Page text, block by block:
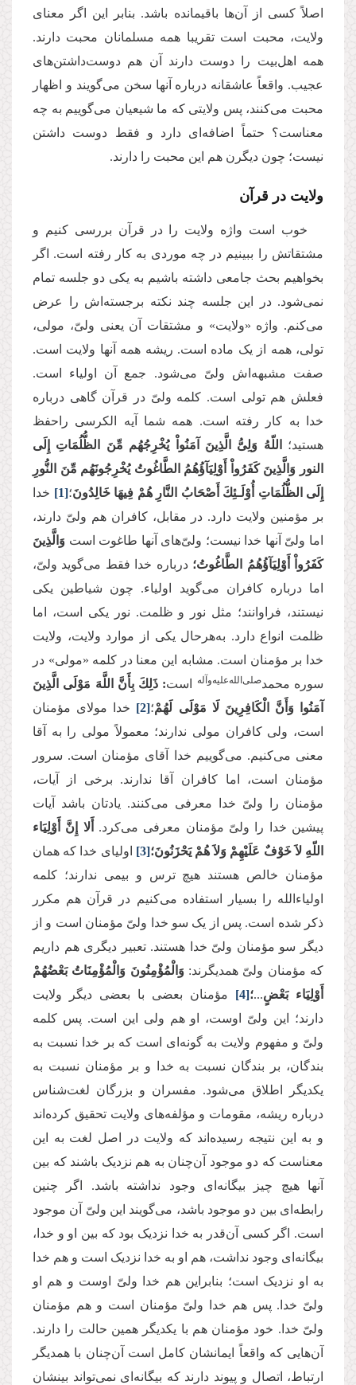
اصلاً کسی از آن‌ها باقیمانده باشد. بنابر این اگر معنای
ولایت، محبت است تقریبا همه‌‌ مسلمانان محبت دارند.
همه اهل‌بیت را دوست دارند آن هم دوست‌داشتن‌‌های
عجیب. واقعاً عاشقانه درباره‌‌ آنها سخن می‌‌گویند و اظهار
محبت می‌کنند، پس ولایتی که ما شیعیان می‌‌گوییم به چه
معناست؟ حتماً اضافه‌‌ای دارد و فقط دوست داشتن
نیست؛ چون دیگرن هم این محبت را دارند.
ولایت در قرآن
خوب است واژه ولایت را در قرآن بررسی کنیم و
مشتقاتش را ببینیم در چه موردی به کار رفته است. اگر
بخواهیم بحث جامعی داشته باشیم به یکی دو جلسه تمام
نمی‌‌شود. در این جلسه چند نکته‌‌ برجسته‌‌اش را عرض
می‌‌کنم. واژه‌‌ «ولایت» و مشتقات آن یعنی ولیّ، مولی،
تولی، همه از یک ماده است. ریشه همه‌‌ آنها ولایت است.
صفت مشبهه‌اش ولیّ می‌‌شود. جمع آن اولیاء است.
فعلش هم تولی است. کلمه ولیّ در قرآن گاهی درباره
خدا به کار رفته است. همه شما آیه الکرسی راحفظ
هستید؛
اللّهُ وَلِیُّ الَّذِینَ آمَنُواْ یُخْرِجُهُم مِّنَ الظُّلُمَاتِ إِلَى
النور وَالَّذِینَ كَفَرُواْ أَوْلِیَآؤُهُمُ الطَّاغُوتُ یُخْرِجُونَهُم مِّنَ النُّورِ
إِلَى الظُّلُمَاتِ أُوْلَـئِكَ أَصْحَابُ النَّارِ هُمْ فِیهَا خَالِدُونَ؛[1] خدا
بر مؤمنین ولایت دارد. در مقابل، کافران هم ولیّ دارند،
اما ولیّ آنها خدا نیست؛ ولیّ‌های آنها طاغوت است وَالَّذِینَ
كَفَرُواْ أَوْلِیَآؤُهُمُ الطَّاغُوتُ؛درباره خدا فقط می‌‌گوید ولیّ،
اما درباره کافران می‌‌گوید اولیاء. چون شیاطین یکی
نیستند، فراوانند؛ مثل نور و ظلمت. نور یکی است، اما
ظلمت انواع دارد. به‌هرحال یکی از موارد ولایت،‌ ولایت
خدا بر مؤمنان است. مشابه این معنا در کلمه‌‌ «مولی» در
سوره محمد‌صلی‌الله‌علیه‌و‌آله است: ذَلِكَ بِأَنَّ اللَّهَ مَوْلَى الَّذِینَ
آمَنُوا وَأَنَّ الْكَافِرِینَ لَا مَوْلَى لَهُمْ؛[2] خدا مولای مؤمنان
است، ولی کافران مولی ندارند؛ معمولاً مولی را به آقا
معنی می‌‌کنیم. می‌گوییم خدا آقای مؤمنان است. سرور
مؤمنان است، اما کافران آقا ندارند. برخی از آیات،
مؤمنان را ولیّ خدا معرفی می‌کنند. یادتان باشد آیات
پیشین خدا را ولیّ مؤمنان معرفی می‌کرد. أَلا إِنَّ أَوْلِیَاء
اللّهِ لاَ خَوْفٌ عَلَیْهِمْ وَلاَ هُمْ یَحْزَنُونَ؛[3] اولیای خدا که همان
مؤمنان خالص هستند هیچ ترس و بیمی ندارند؛ کلمه‌‌
اولیاء‌الله را بسیار استفاده می‌کنیم در قرآن هم مکرر
ذکر شده است. پس از یک سو خدا ولیّ مؤمنان است و از
دیگر سو مؤمنان ولیّ خدا هستند. تعبیر دیگری هم داریم
که مؤمنان ولیّ همدیگرند:وَالْمُؤْمِنُونَ وَالْمُؤْمِنَاتُ بَعْضُهُمْ
أَوْلِیَاء بَعْضٍ...؛[4] مؤمنان بعضی با بعضی دیگر ولایت
دارند؛ این ولیّ اوست، او هم ولی این است. پس کلمه‌‌
ولیّ و مفهوم ولایت به گونه‌ای است که بر خدا نسبت به
بندگان، بر بندگان نسبت به خدا و بر مؤمنان نسبت به
یکدیگر اطلاق می‌شود. مفسران و بزرگان لغت‌شناس
درباره ریشه، مقومات و مؤلفه‌های ولایت تحقیق کرده‌اند
و به این نتیجه رسیده‌اند که ولایت در اصل لغت به این
معناست که دو موجود آن‌چنان به هم نزدیک باشند که بین
آنها هیچ چیز بیگانه‌‌ای وجود نداشته باشد. اگر چنین
رابطه‌‌ای بین دو موجود باشد، می‌‌گویند این ولیّ آن موجود
است. اگر کسی آن‌قدر به خدا نزدیک بود که بین او و خدا،
بیگانه‌‌ای وجود نداشت، هم او به خدا نزدیک است و هم خدا
به او نزدیک است؛ بنابراین هم خدا ولیّ اوست و هم او
ولیّ خدا. پس هم خدا ولیّ مؤمنان است و هم مؤمنان
ولیّ خدا. خود مؤمنان هم با یکدیگر همین حالت را دارند.
آن‌هایی که واقعاً ایمانشان کامل است آن‌چنان با همدیگر
ارتباط، اتصال و پیوند دارند که بیگانه‌ای نمی‌‌تواند بینشان